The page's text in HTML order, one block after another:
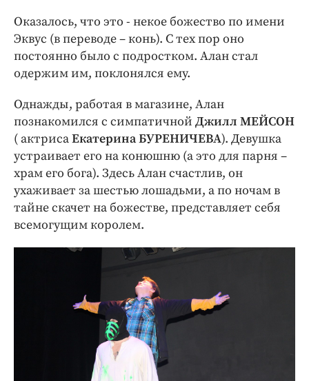
Оказалось, что это - некое божество по имени
Эквус (в переводе – конь). С тех пор оно
постоянно было с подростком. Алан стал
одержим им, поклонялся ему.
Однажды, работая в магазине, Алан
познакомился с симпатичной Джилл МЕЙСОН
( актрисаЕкатерина БУРЕНИЧЕВА). Девушка
устраивает его на конюшню (а это для парня –
храм его бога). Здесь Алан счастлив, он
ухаживает за шестью лошадьми, а по ночам в
тайне скачет на божестве, представляет себя
всемогущим королем.